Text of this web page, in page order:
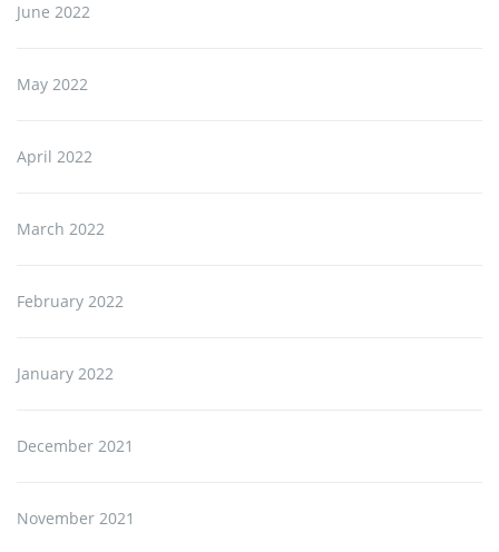
June 2022
May 2022
April 2022
March 2022
February 2022
January 2022
December 2021
November 2021